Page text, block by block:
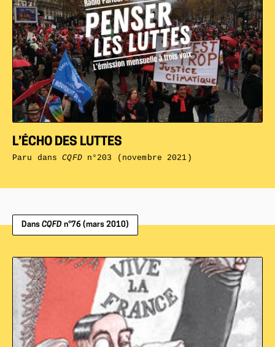
L’ÉCHO DES LUTTES
Paru dansCQFDn°203 (novembre 2021)
Dans CQFD n°76 (mars 2010)